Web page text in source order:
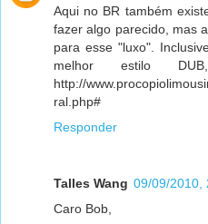
Aqui no BR também
fazer algo parecido, mas
para esse "luxo".
melhor estilo
http://
ral.php#
Responder
Talles Wang 09/09/2010,
Caro Bob,